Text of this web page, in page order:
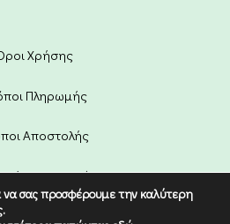
Χρήσης
Πληρωμής
Αποστολής
Επιστροφών
2022 Etico. Designed
να σας προσφέρουμε την καλύτερη